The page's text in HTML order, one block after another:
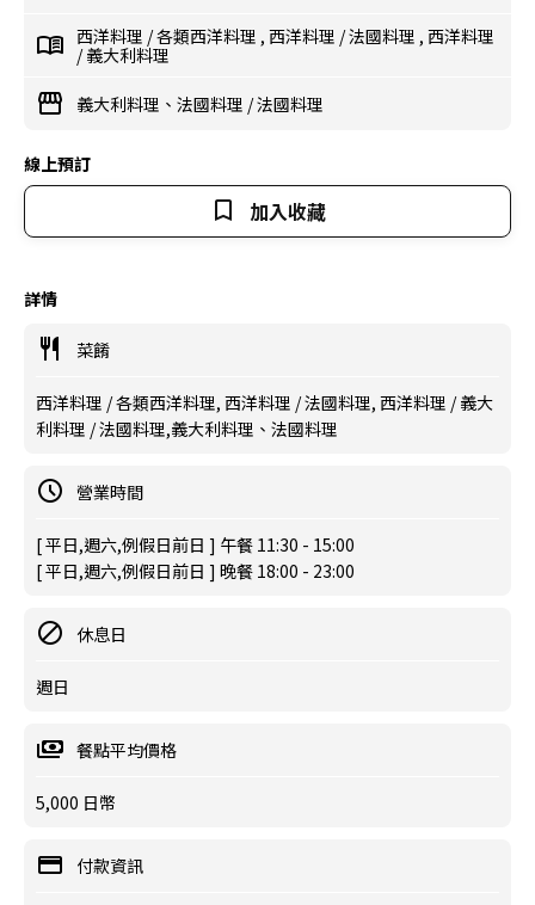
西洋料理 /各類西洋料理 , 西洋料理 /法國料理 , 西洋料理
/義大利料理
義大利料理、法國料理 /法國料理
線上預訂
加入收藏
詳情
菜餚
西洋料理 / 各類西洋料理, 西洋料理 / 法國料理, 西洋料理 / 義大
利料理 / 法國料理,義大利料理、法國料理
營業時間
[ 平日,週六,例假日前日 ] 午餐 11:30 - 15:00
[ 平日,週六,例假日前日 ] 晚餐 18:00 - 23:00
休息日
週日
餐點平均價格
5,000 日幣
付款資訊